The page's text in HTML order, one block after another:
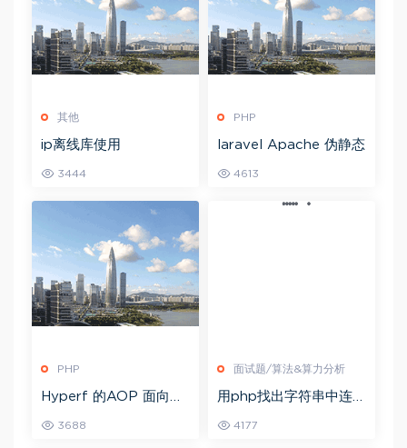
其他
ip离线库使用
3444
PHP
laravel Apache 伪静态
4613
PHP
Hyperf 的AOP 面向切
3688
面试题/算法&算力分析
用php找出字符串中连续
你有方法吗？
4177